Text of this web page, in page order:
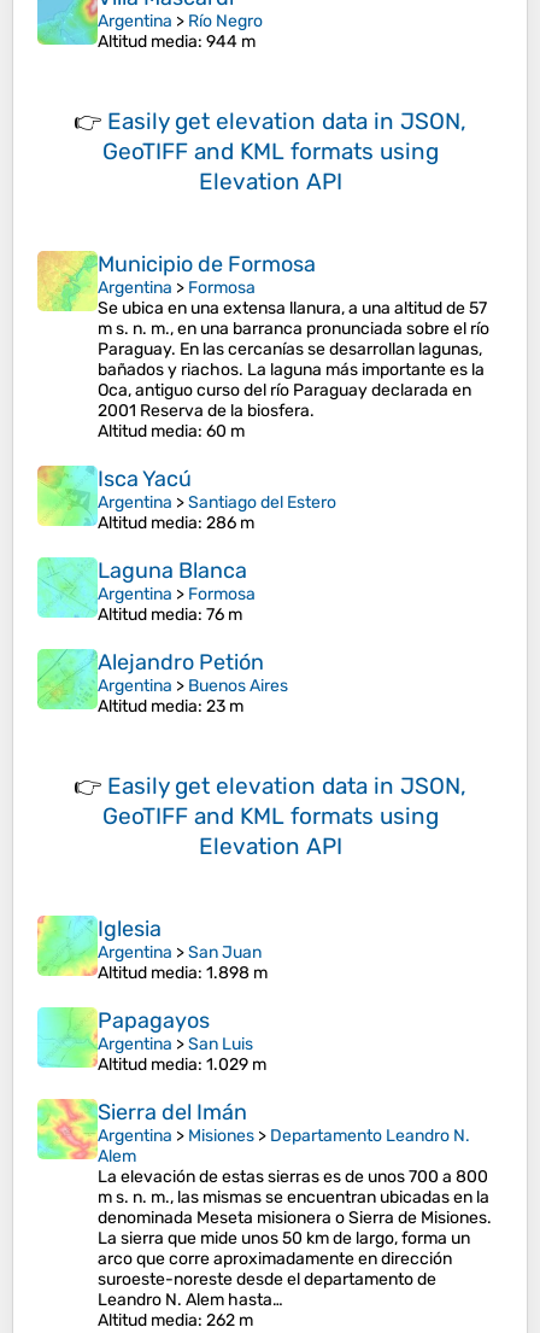
Argentina > Río Negro
Altitud media: 944 m
👉 Easily get elevation data in JSON,
GeoTIFF and KML formats using
Elevation API
Municipio de Formosa
Argentina > Formosa
Se ubica en una extensa llanura, a una altitud de 57
m s. n. m., en una barranca pronunciada sobre el río
Paraguay. En las cercanías se desarrollan lagunas,
bañados y riachos. La laguna más importante es la
Oca, antiguo curso del río Paraguay declarada en
2001 Reserva de la biosfera.
Altitud media: 60 m
Isca Yacú
Argentina >Santiago del Estero
Altitud media: 286 m
Laguna Blanca
Argentina > Formosa
Altitud media: 76 m
Alejandro Petión
Argentina > Buenos Aires
Altitud media: 23 m
👉 Easily get elevation data in JSON,
GeoTIFF and KML formats using
Elevation API
Iglesia
Argentina >San Juan
Altitud media: 1.898 m
Papagayos
Argentina >San Luis
Altitud media: 1.029 m
Sierra del Imán
Argentina > Misiones > Departamento Leandro N.
Alem
La elevación de estas sierras es de unos 700 a 800
m s. n. m., las mismas se encuentran ubicadas en la
denominada Meseta misionera o Sierra de Misiones.
La sierra que mide unos 50 km de largo, forma un
arco que corre aproximadamente en dirección
suroeste-noreste desde el departamento de
Leandro N. Alem hasta…
Altitud media: 262 m